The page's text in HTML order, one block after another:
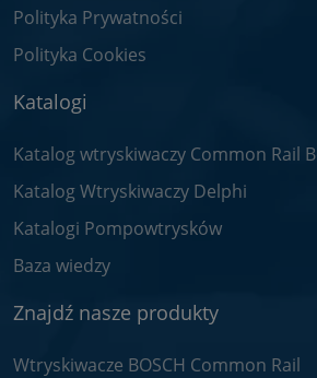
Polityka Prywatności
Polityka Cookies
Katalogi
Katalog wtryskiwaczy Common Rail
Katalog Wtryskiwaczy Delphi
Katalogi Pompowtrysków
Baza wiedzy
Znajdź nasze produkty
Wtryskiwacze BOSCH Common Rail